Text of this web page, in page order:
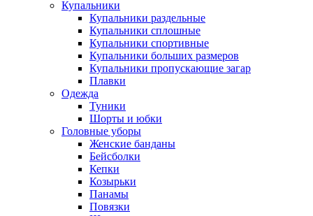
Купальники
Купальники раздельные
Купальники сплошные
Купальники спортивные
Купальники больших размеров
Купальники пропускающие загар
Плавки
Одежда
Туники
Шорты и юбки
Головные уборы
Женские банданы
Бейсболки
Кепки
Козырьки
Панамы
Повязки